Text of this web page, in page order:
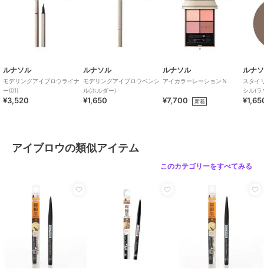
ルナソル
モデリングアイブロウライナ
ー(01)
¥3,520
ルナソル
モデリングアイブロウペンシ
ル(ホルダー)
¥1,650
ルナソル
アイカラーレーションＮ
¥7,700 新着
ルナ
スタイ
シル(
アイブロウの類似アイテム
このカテゴリーをすべてみる